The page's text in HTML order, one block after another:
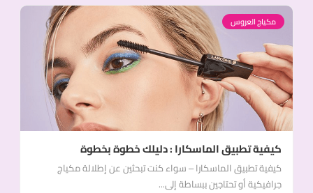
مكياج العروس
كيفية تطبيق الماسكارا : دليلك خطوة بخطوة
كيفية تطبيق الماسكارا – سواء كنت تبحثين عن إطلالة مكياج
جرافيكية أو تحتاجين ببساطة إلى...